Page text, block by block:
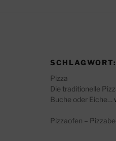
SCHLAGWORT:
Pizza
Die traditionelle
Buche oder Eiche…
Pizzaofen –